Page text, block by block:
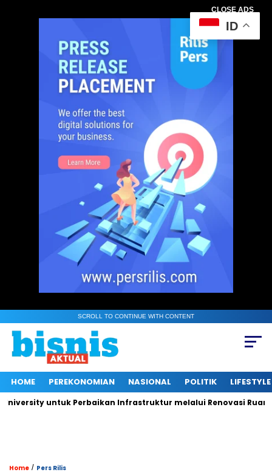
CLOSE ADS
SCROLL TO CONTINUE WITH CONTENT
HOME PEREKONOMIAN NASIONAL POLITIK LIFESTYLE
untuk Perbaikan Infrastruktur melalui Renovasi Ruang
Home / Pers Rilis
ID